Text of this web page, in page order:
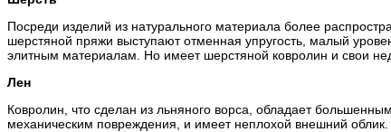
Посреди изделий из натурального материала более
шерстяной пряжи выступают отменная упругость, малый
элитным материалам. Но имеет шерстяной ковролин и свои
Лен
Ковролин, что сделан из льняного ворса, обладает
механическим повреждения, и имеет неплохой внешний облик.